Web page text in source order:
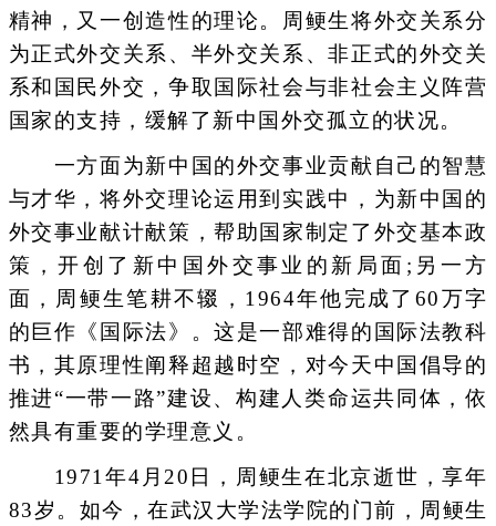
精神，又一创造性的理论。周鲠生将外交关系分
为正式外交关系、半外交关系、非正式的外交关
系和国民外交，争取国际社会与非社会主义阵营
国家的支持，缓解了新中国外交孤立的状况。
一方面为新中国的外交事业贡献自己的智慧
与才华，将外交理论运用到实践中，为新中国的
外交事业献计献策，帮助国家制定了外交基本政
策，开创了新中国外交事业的新局面;另一方
面，周鲠生笔耕不辍，1964年他完成了60万字
的巨作《国际法》。这是一部难得的国际法教科
书，其原理性阐释超越时空，对今天中国倡导的
推进“一带一路”建设、构建人类命运共同体，依
然具有重要的学理意义。
1971年4月20日，周鲠生在北京逝世，享年
83岁。如今，在武汉大学法学院的门前，周鲠生